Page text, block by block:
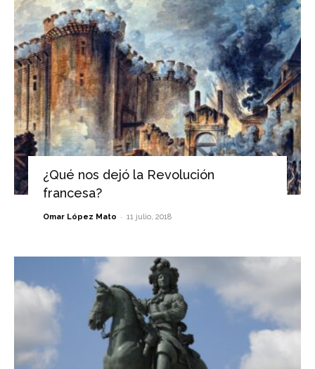
¿Qué nos dejó la Revolución
francesa?
Omar López Mato - 11 julio, 2018